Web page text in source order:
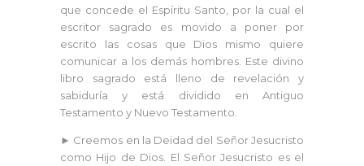
que concede el Espíritu Santo, por la cual el
escritor sagrado es movido a poner por
escrito las cosas que Dios mismo quiere
comunicar a los demás hombres. Este divino
libro sagrado está lleno de revelación y
sabiduría y está dividido en Antiguo
Testamento y Nuevo Testamento.
► Creemos en la Deidad del Señor Jesucristo
como Hijo de Dios. El Señor Jesucristo es el